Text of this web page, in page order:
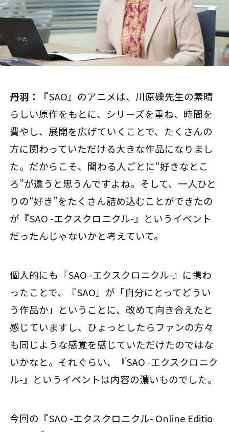
丹羽：
『SAO』のアニメは、川原礫先生の素晴
らしい原作をもとに、シリーズを重ね、時間を
費やし、展開を広げていくことで、たくさんの
方に関わっていただける大きな作品になりまし
た。だからこそ、関わる人ごとに“好きなとこ
ろ”が違うと思うんですよね。そして、一人ひと
りの“好き”をたくさん詰め込むことができたの
が『SAO -エクスクロニクル-』というイベント
だったんじゃないかと考えていて。
個人的にも『SAO -エクスクロニクル-』に携わ
ったことで、『SAO』が「自分にとってどうい
う作品か」ということに、改めて向き合えたと
感じていますし、ひょっとしたらファンの方々
も同じような感覚を感じていただけたのではな
いかなと。それぐらい、『SAO -エクスクロニク
ル-』というイベントは内容の濃いものでした。
今回の『SAO -エクスクロニクル- Online Editio